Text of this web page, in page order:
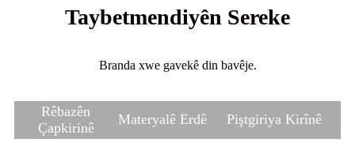
Taybetmendiyên Sereke
Branda xwe gavekê din bavêje.
Rêbazên
Çapkirinê
Materyalê Erdê Piştgiriya Kirînê